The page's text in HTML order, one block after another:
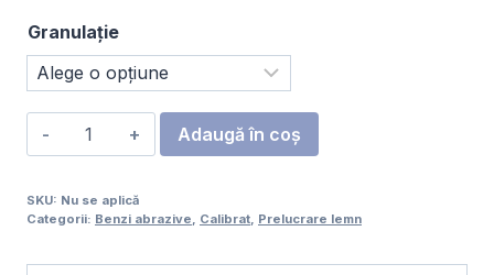
Granulație
Cantitate
Bandă
lată
calibrat
Adaugă în coș
SKU: Nu se aplică
Categorii: Benzi abrazive, Calibrat, Prelucrare lemn